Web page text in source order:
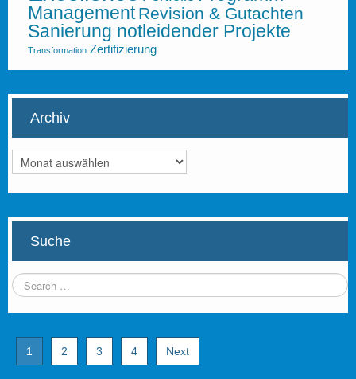
Management Revision & Gutachten
Sanierung notleidender Projekte
Transformation Zertifizierung
Archiv
Archiv
Suche
1 2 3 4 Next